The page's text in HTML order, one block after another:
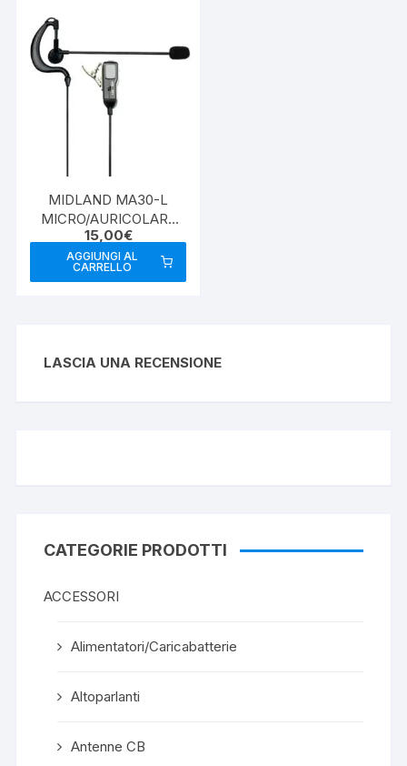
MIDLAND MA30-L
MICRO/AURICOLARE
2PIN MIDLAND
15,00€
AGGIUNGI AL
CARRELLO
LASCIA UNA RECENSIONE
CATEGORIE PRODOTTI
ACCESSORI
Alimentatori/Caricabatterie
Altoparlanti
Antenne CB